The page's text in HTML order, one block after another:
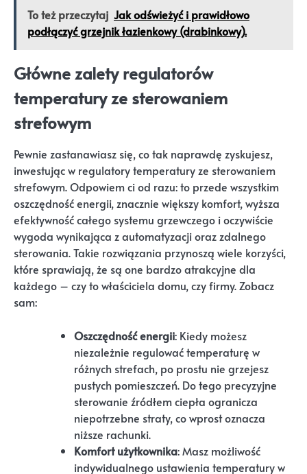
To też przeczytaj Jak odświeżyć i prawidłowo
podłączyć grzejnik łazienkowy (drabinkowy).
Główne zalety regulatorów
temperatury ze sterowaniem
strefowym
Pewnie zastanawiasz się, co tak naprawdę zyskujesz,
inwestując w regulatory temperatury ze sterowaniem
strefowym. Odpowiem ci od razu: to przede wszystkim
oszczędność energii, znacznie większy komfort, wyższa
efektywność całego systemu grzewczego i oczywiście
wygoda wynikająca z automatyzacji oraz zdalnego
sterowania. Takie rozwiązania przynoszą wiele korzyści,
które sprawiają, że są one bardzo atrakcyjne dla
każdego – czy to właściciela domu, czy firmy. Zobacz
sam:
Oszczędność energii: Kiedy możesz
niezależnie regulować temperaturę w
różnych strefach, po prostu nie grzejesz
pustych pomieszczeń. Do tego precyzyjne
sterowanie źródłem ciepła ogranicza
niepotrzebne straty, co wprost oznacza
niższe rachunki.
Komfort użytkownika: Masz możliwość
indywidualnego ustawienia temperatury w